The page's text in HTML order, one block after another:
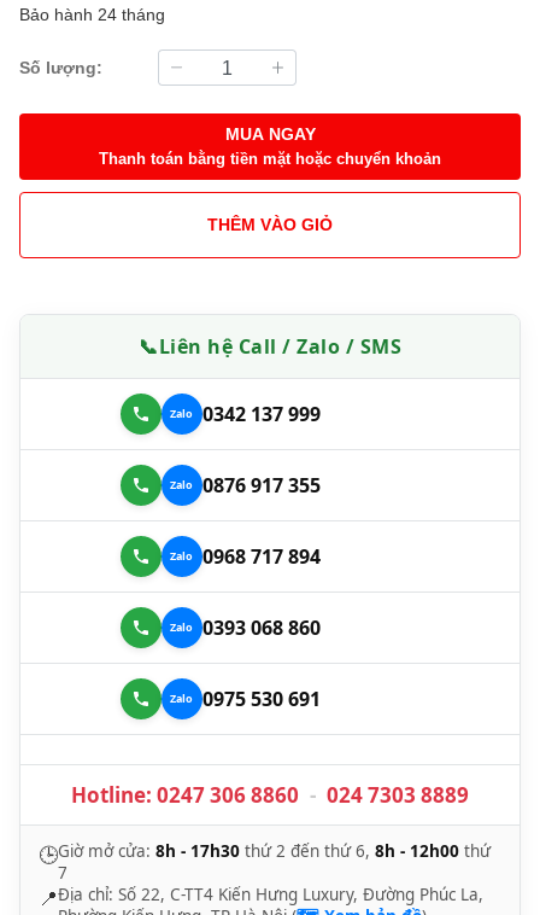
Bảo hành 24 tháng
Số lượng:
MUA NGAY
Thanh toán bằng tiền mặt hoặc chuyển khoản
THÊM VÀO GIỎ
📞Liên hệ Call / Zalo / SMS
0342 137 999
0876 917 355
0968 717 894
0393 068 860
0975 530 691
Hotline: 0247 306 8860 - 024 7303 8889
🕒Giờ mở cửa: 8h - 17h30 thứ 2 đến thứ 6, 8h - 12h00 thứ
7
📍Địa chỉ: Số 22, C-TT4 Kiến Hưng Luxury, Đường Phúc La,